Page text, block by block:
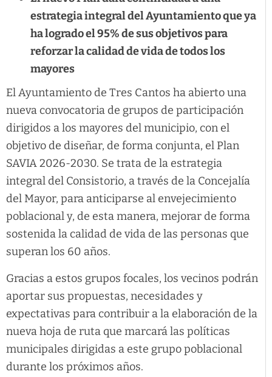
estrategia integral del Ayuntamiento que ya
ha logrado el 95% de sus objetivos para
reforzar la calidad de vida de todos los
mayores
El Ayuntamiento de Tres Cantos ha abierto una
nueva convocatoria de grupos de participación
dirigidos a los mayores del municipio, con el
objetivo de diseñar, de forma conjunta, el Plan
SAVIA 2026-2030. Se trata de la estrategia
integral del Consistorio, a través de la Concejalía
del Mayor, para anticiparse al envejecimiento
poblacional y, de esta manera, mejorar de forma
sostenida la calidad de vida de las personas que
superan los 60 años.
Gracias a estos grupos focales, los vecinos podrán
aportar sus propuestas, necesidades y
expectativas para contribuir a la elaboración de la
nueva hoja de ruta que marcará las políticas
municipales dirigidas a este grupo poblacional
durante los próximos años.